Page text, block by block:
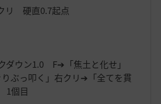
リ 硬直0.7起点
ダウン1.0 F➔「焦土と化せ」
ぶっ叩く」右クリ➔「全てを貫
1個目